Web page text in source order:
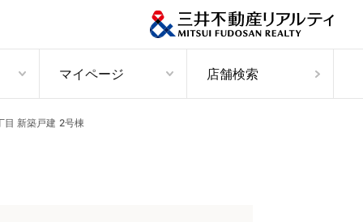
マイページ 店舗検索
目 新築戸建 2号棟